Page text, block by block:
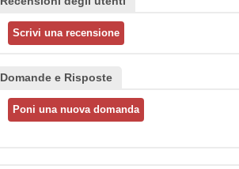
Domande e Risposte